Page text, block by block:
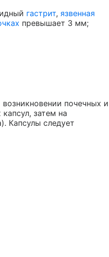
гастрит, язвенная
превышает 3 мм;
почечных и
затем на
Капсулы следует